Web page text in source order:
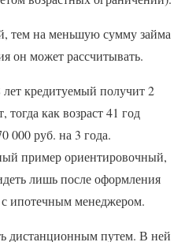
тем на меньшую сумму займа
он может рассчитывать.
кредитуемый получит 2
тогда как возраст 41 год
000 руб. на 3 года.
пример ориентировочный,
лишь после оформления
с ипотечным менеджером.
дистанционным путем. В ней